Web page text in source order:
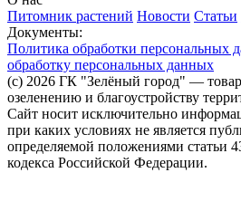
Питомник растений Новости Статьи
Документы:
Политика обработки персональных
обработку персональных данных
(c) 2026 ГК "Зелёный город" —
озеленению и благоустройству
Сайт носит исключительно
при каких условиях не является
определяемой положениями статьи
кодекса Российской Федерации.